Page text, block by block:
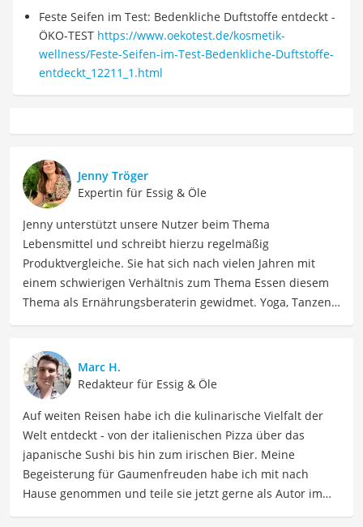
Feste Seifen im Test: Bedenkliche Duftstoffe entdeckt -
ÖKO-TEST https://www.oekotest.de/kosmetik-
wellness/Feste-Seifen-im-Test-Bedenkliche-Duftstoffe-
entdeckt_12211_1.html
Jenny Tröger
Expertin für Essig & Öle
Jenny unterstützt unsere Nutzer beim Thema
Lebensmittel und schreibt hierzu regelmäßig
Produktvergleiche. Sie hat sich nach vielen Jahren mit
einem schwierigen Verhältnis zum Thema Essen diesem
Thema als Ernährungsberaterin gewidmet. Yoga, Tanzen,
genießt. Jenny ist schon allein um die Welt gereist. Heute
findet sie Ausgleich bei Yoga und Tanzen, auch als
Lehrerin, und interessiert sich viel für Südamerika und
Schamanismus.
Der Lorbeeröl-Vergleich ist aus unserer Sicht besonders
empfehlenswert für Naturkosmetik-Liebhaberund
Wellness-Enthusiasten.
Marc H.
Redakteur für Essig & Öle
Auf weiten Reisen habe ich die kulinarische Vielfalt der
Welt entdeckt - von der italienischen Pizza über das
japanische Sushi bis hin zum irischen Bier. Meine
Begeisterung für Gaumenfreuden habe ich mit nach
Hause genommen und teile sie jetzt gerne als Autor im